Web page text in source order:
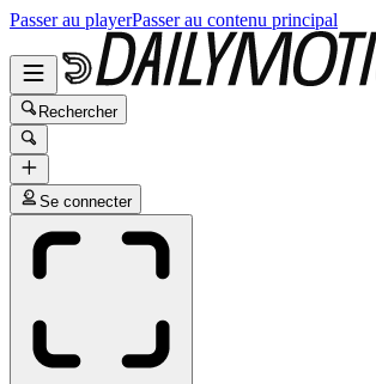
Passer au playerPasser au contenu principal
Rechercher
Se connecter